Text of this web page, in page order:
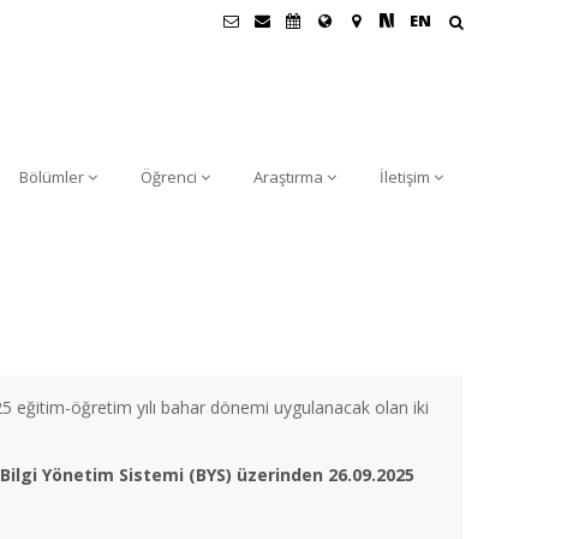
EN
Bölümler Öğrenci Araştırma İletişim
eğitim-öğretim yılı bahar dönemi uygulanacak olan iki
Yönetim Sistemi (BYS) üzerinden 26.09.2025